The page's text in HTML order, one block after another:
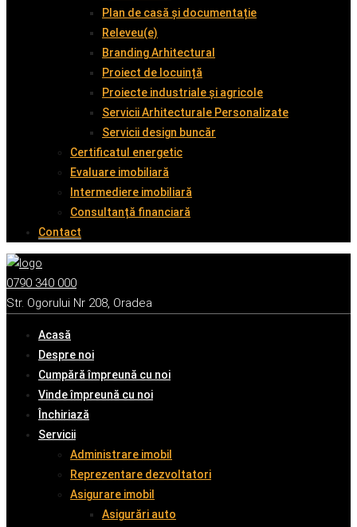
Plan de casă și documentație
Releveu(e)
Branding Arhitectural
Proiect de locuință
Proiecte industriale și agricole
Servicii Arhitecturale Personalizate
Servicii design buncăr
Certificatul energetic
Evaluare imobiliară
Intermediere imobiliară
Consultanță financiară
Contact
0790 340 000
Str. Ogorului Nr 208, Oradea
Acasă
Despre noi
Cumpără împreună cu noi
Vinde împreună cu noi
Închiriază
Servicii
Administrare imobil
Reprezentare dezvoltatori
Asigurare imobil
Asigurări auto